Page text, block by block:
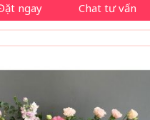
ngay
Chat tư vấn